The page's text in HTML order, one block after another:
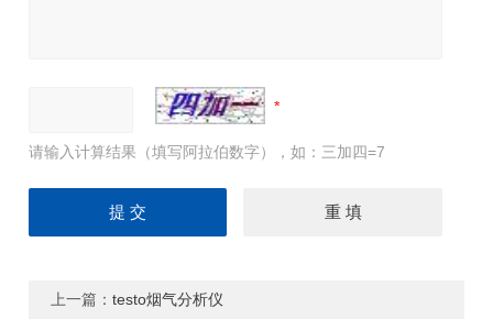
请输入计算结果（填写阿拉伯数字），如：三加四=7
上一篇：testo烟气分析仪